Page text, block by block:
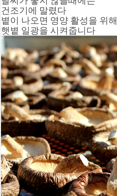
건조기에 말렸다
볕이 나오면 영양 활성을 위해
햇볕 일광을 시켜줍니다